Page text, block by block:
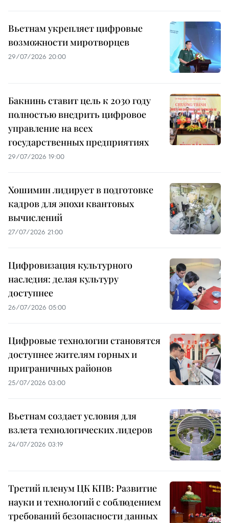
Вьетнам укрепляет цифровые
возможности миротворцев
29/07/2026 20:00
Бакнинь ставит цель к 2030 году
полностью внедрить цифровое
управление на всех
государственных предприятиях
29/07/2026 19:00
Хошимин лидирует в подготовке
кадров для эпохи квантовых
вычислений
27/07/2026 21:00
Цифровизация культурного
наследия: делая культуру
доступнее
26/07/2026 05:00
Цифровые технологии становятся
доступнее жителям горных и
приграничных районов
25/07/2026 03:00
Вьетнам создает условия для
взлета технологических лидеров
24/07/2026 03:19
Третий пленум ЦК КПВ: Развитие
науки и технологий с соблюдением
требований безопасности данных